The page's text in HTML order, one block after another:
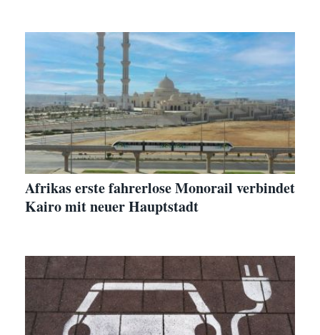
Afrikas erste fahrerlose Monorail verbindet
Kairo mit neuer Hauptstadt